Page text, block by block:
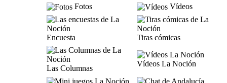
Fotos
Vídeos
Encuesta Tiras cómicas
Las Columnas
Vídeos La Noción